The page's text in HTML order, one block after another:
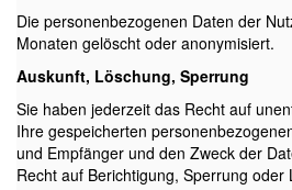
Die personenbezogenen Daten der
Monaten gelöscht oder anonymisiert.
Auskunft, Löschung, Sperrung
Sie haben jederzeit das Recht auf
Ihre gespeicherten
und Empfänger und den Zweck der
Recht auf Berichtigung, Sperrung oder